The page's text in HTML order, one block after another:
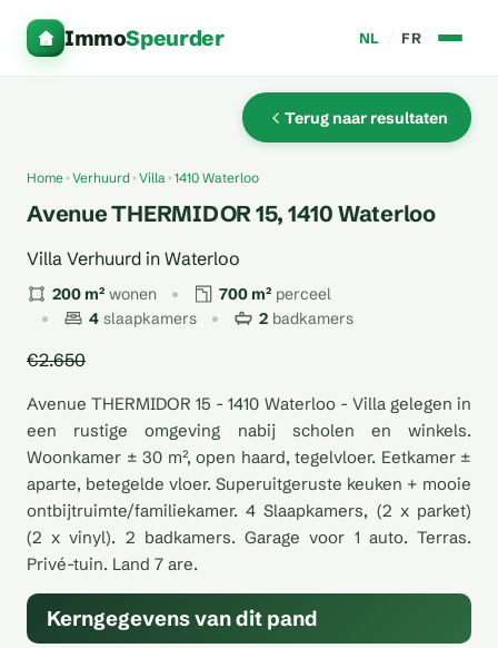
ImmoSpeurder NL FR
Terug naar resultaten
Home Verhuurd Villa 1410 Waterloo
Avenue THERMIDOR 15, 1410 Waterloo
Villa Verhuurd in Waterloo
200 m² wonen 700 m² perceel
4 slaapkamers 2 badkamers
€2.650
Avenue THERMIDOR 15 - 1410 Waterloo - Villa gelegen in
een rustige omgeving nabij scholen en winkels.
Woonkamer ± 30 m², open haard, tegelvloer. Eetkamer ±
aparte, betegelde vloer. Superuitgeruste keuken + mooie
ontbijtruimte/familiekamer. 4 Slaapkamers, (2 x parket)
(2 x vinyl). 2 badkamers. Garage voor 1 auto. Terras.
Privé-tuin. Land 7 are.
Kerngegevens van dit pand